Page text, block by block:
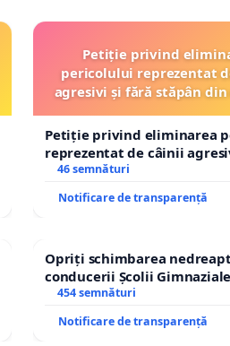
Petiție privind
pericolului reprezentat
agresivi și fără stăpân din
Petiție privind eliminarea
reprezentat de câinii
stăpân din comuna Tunari
46 semnături
Notificare de transparență
Opriți schimbarea
conducerii Școlii
454 semnături
Notificare de transparență